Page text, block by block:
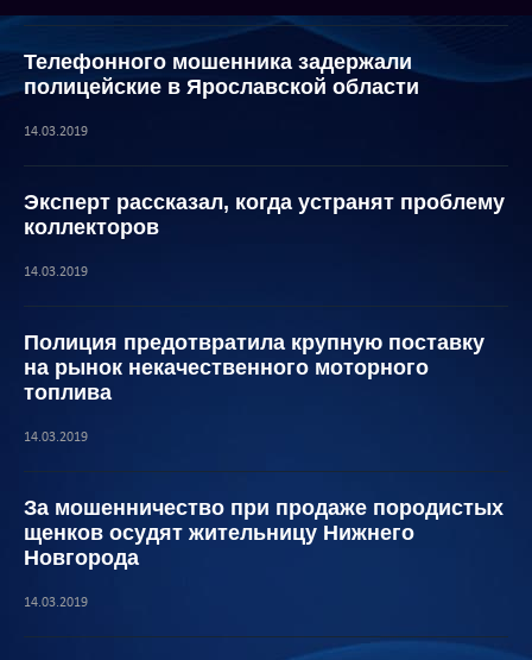
Телефонного мошенника задержали
полицейские в Ярославской области
14.03.2019
Эксперт рассказал, когда устранят проблему
коллекторов
14.03.2019
Полиция предотвратила крупную поставку
на рынок некачественного моторного
топлива
14.03.2019
За мошенничество при продаже породистых
щенков осудят жительницу Нижнего
Новгорода
14.03.2019